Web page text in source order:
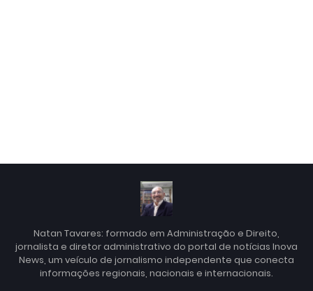
Natan Tavares: formado em Administração e Direito,
jornalista e diretor administrativo do portal de notícias Inova
News, um veículo de jornalismo independente que conecta
informações regionais, nacionais e internacionais.